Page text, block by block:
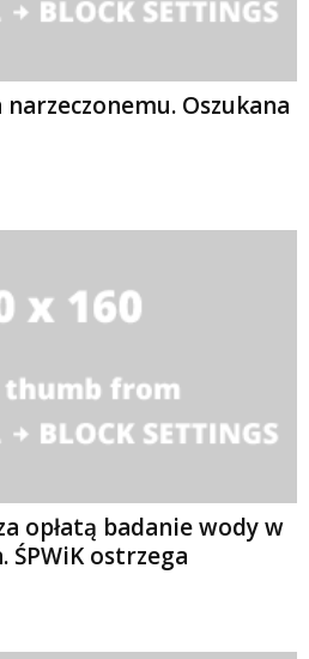
narzeczonemu. Oszukana
opłatą badanie wody w
ŚPWiK ostrzega